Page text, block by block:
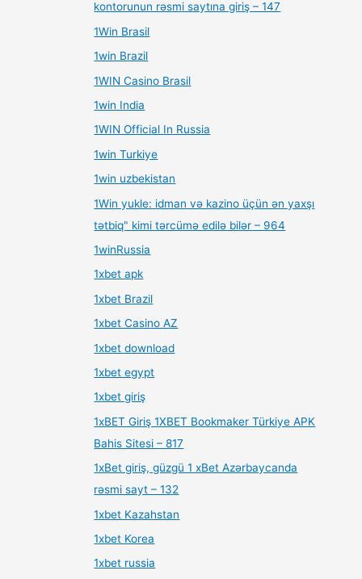
kontorunun rəsmi saytına giriş – 147
1Win Brasil
1win Brazil
1WIN Casino Brasil
1win India
1WIN Official In Russia
1win Turkiye
1win uzbekistan
1Win yukle: idman və kazino üçün ən yaxşı
tətbiq" kimi tərcümə edilə bilər – 964
1winRussia
1xbet apk
1xbet Brazil
1xbet Casino AZ
1xbet download
1xbet egypt
1xbet giriş
1xBET Giriş 1XBET Bookmaker Türkiye APK
Bahis Sitesi – 817
1xBet giriş, güzgü 1 xBet Azərbaycanda
rəsmi sayt – 132
1xbet Kazahstan
1xbet Korea
1xbet russia